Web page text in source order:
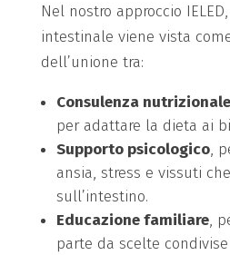
Nel nostro approccio
intestinale viene vista
dell’unione tra:
Consulenza
per adattare la dieta ai
Supporto psicologico,
ansia, stress e vissuti
sull’intestino.
Educazione familiare,
parte da scelte